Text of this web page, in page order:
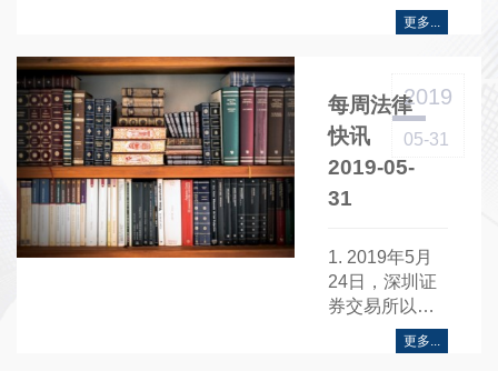
公司在上海证
券交易所科创
护投资者合法
权益。《通
知》提到，上
根据证券品种
《上海证券交
易所科创板股
票上市公告书
内容与格式指
引》和《上海
布《司法部办
公厅关于进一
害司法鉴定管
理有关工作的
通知》（以下
简称“《通
《通知》的主
全面加强环境
损害司法鉴定
机构和鉴定人
管理，为打击
环境违法犯罪
更多...
每周法律
快讯
2019-05-
31
2019
05-31
1. 2019年5月
24日，深圳证
券交易所以深
证上〔2019〕
304号发布《深
更多...